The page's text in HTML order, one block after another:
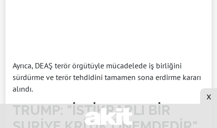
Ayrıca, DEAŞ terör örgütüyle mücadelede iş birliğini
sürdürme ve terör tehdidini tamamen sona erdirme kararı
alındı.
TRUMP: "İSTİKRARLI BİR
x